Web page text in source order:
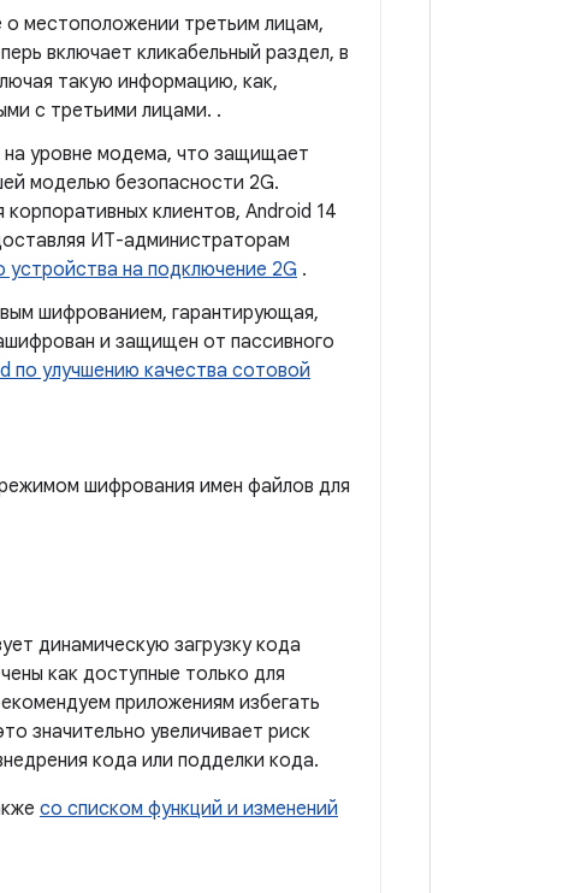
местоположении третьим лицам,
включает кликабельный раздел, в
такую ​​информацию, как,
с третьими лицами. .
уровне модема, что защищает
моделью безопасности 2G.
клиентов, Android 14
ИТ-администраторам
устройства на подключение 2G .
шифрованием, гарантирующая,
и защищен от пассивного
по улучшению качества сотовой
шифрования имен файлов для
динамическую загрузку кода
как доступные только для
приложениям избегать
значительно увеличивает риск
кода или подделки кода.
со списком функций и изменений